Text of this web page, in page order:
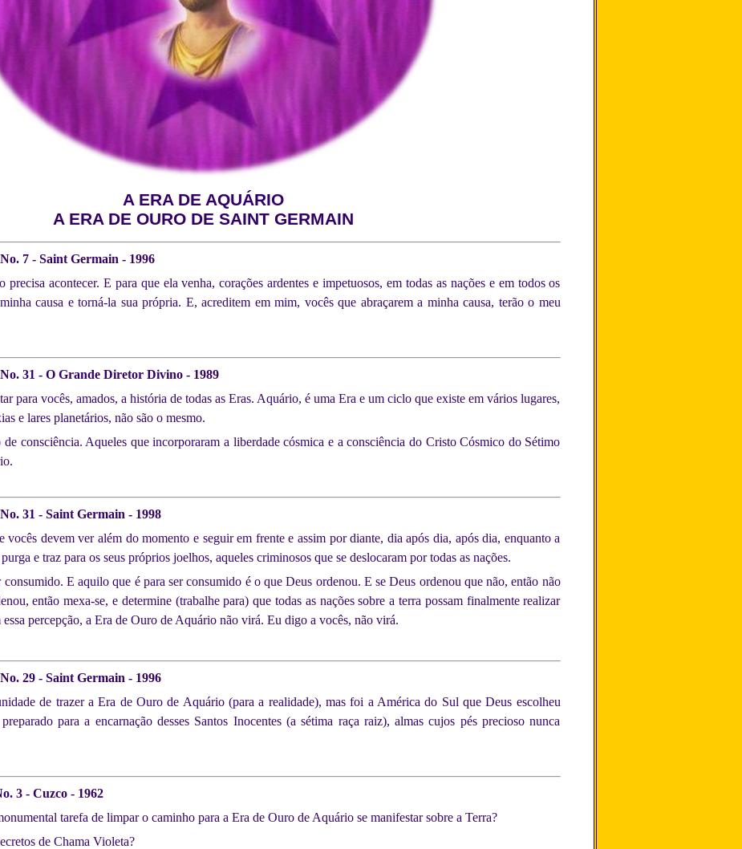
A ERA DE AQUÁRIO
A ERA DE OURO DE SAINT GERMAIN
7 - Saint Germain - 1996
acontecer. E para que ela venha, corações ardentes e impetuosos, em todas as nações e em todos os
causa e torná-la sua própria. E, acreditem em mim, vocês que abraçarem a minha causa, terão o meu
31 - O Grande Diretor Divino - 1989
para vocês, amados, a história de todas as Eras. Aquário, é uma Era e um ciclo que existe em vários lugares,
e lares planetários, não são o mesmo.
consciência. Aqueles que incorporaram a liberdade cósmica e a consciência do Cristo Cósmico do Sétimo
31 - Saint Germain - 1998
vocês devem ver além do momento e seguir em frente e assim por diante, dia após dia, após dia, enquanto a
e traz para os seus próprios joelhos, aqueles criminosos que se deslocaram por todas as nações.
E aquilo que é para ser consumido é o que Deus ordenou. E se Deus ordenou que não, então não
então mexa-se, e determine (trabalhe para) que todas as nações sobre a terra possam finalmente realizar
essa percepção, a Era de Ouro de Aquário não virá. Eu digo a vocês, não virá.
29 - Saint Germain - 1996
de trazer a Era de Ouro de Aquário (para a realidade), mas foi a América do Sul que Deus escolheu
para a encarnação desses Santos Inocentes (a sétima raça raiz), almas cujos pés precioso nunca
3 - Cuzco - 1962
tarefa de limpar o caminho para a Era de Ouro de Aquário se manifestar sobre a Terra?
de Chama Violeta?